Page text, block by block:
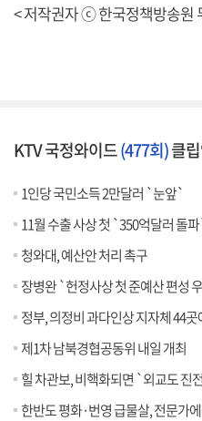
< 저작권자 ⓒ 한국정책방송원
KTV 국정와이드(477회)클
1인당 국민소득 2만달러 `눈앞`
11월 수출 사상 첫 `350억달러 돌
청와대, 예산안 처리 촉구
장병완 `헌정사상 첫 준예산 편성
정부, 의정비 과다인상 지자체 44
제1차 남북경협공동위 내일 개최
힐 차관보, 비핵화되면 `외교도 진
한반도 평화·번영 급물살, 전문가